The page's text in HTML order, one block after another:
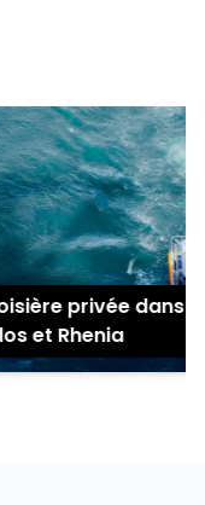
privée dans
et Rhenia